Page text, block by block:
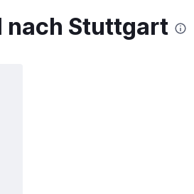
nach Stuttgart